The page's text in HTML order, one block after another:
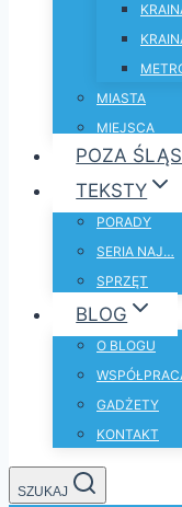
MIASTA
MIEJSCA
POZA
TEKSTY
PORADY
SERIA NAJ…
SPRZĘT
BLOG
O BLOGU
GADŻETY
KONTAKT
SZUKAJ